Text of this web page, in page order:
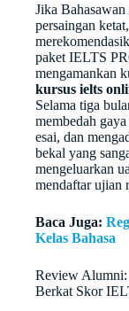
Jika Bahasawan
persaingan
paket IELTS
mengamankan
kursus ielts
Selama tiga
membedah
esai, dan
bekal yang
mengeluarkan
mendaftar ujian
Baca Juga:
Kelas Bahasa
Review
Berkat Skor